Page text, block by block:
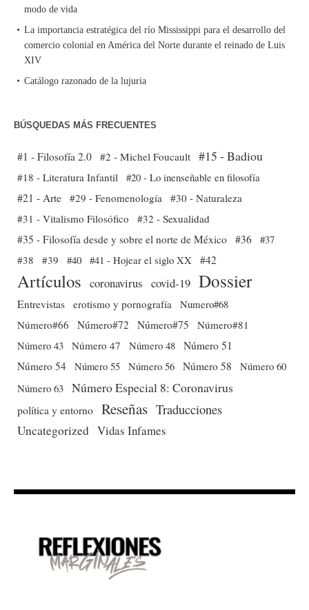
modo de vida
La importancia estratégica del río Mississippi para el desarrollo del
comercio colonial en América del Norte durante el reinado de Luis
XIV
Catálogo razonado de la lujuria
BÚSQUEDAS MÁS FRECUENTES
#1 - Filosofía 2.0 #2 - Michel Foucault #15 - Badiou
#18 - Literatura Infantil #20 - Lo inenseñable en filosofía
#21 - Arte #29 - Fenomenología #30 - Naturaleza
#31 - Vitalismo Filosófico
#32 - Sexualidad
#35 - Filosofía desde y sobre el norte de México #36 #37
#38
#39 #40 #41 - Hojear el siglo XX #42
Artículos coronavirus covid-19 Dossier
Entrevistas erotismo y pornografía Numero#68
Número#66
Número#72 Número#75
Número#81
Número 43 Número 47 Número 48 Número 51
Número 54 Número 55 Número 56 Número 58
Número 60
Número 63 Número Especial 8: Coronavirus
política y entorno Reseñas Traducciones
Uncategorized Vidas Infames